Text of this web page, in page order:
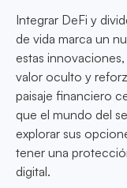
Integrar DeFi y
de vida marca un
estas
valor oculto y
paisaje financiero
que el mundo del
explorar sus
tener una
digital.